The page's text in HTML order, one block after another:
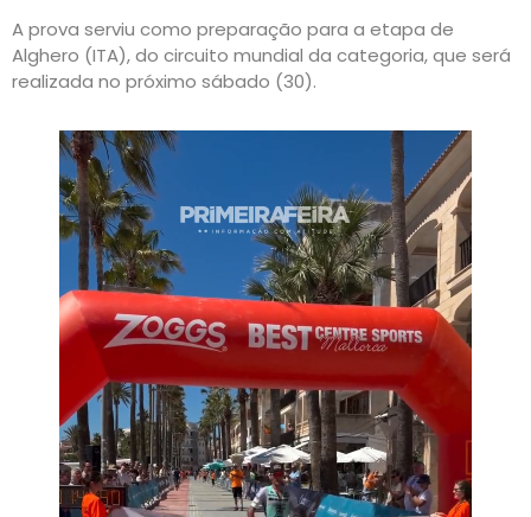
A prova serviu como preparação para a etapa de
Alghero (ITA), do circuito mundial da categoria, que será
realizada no próximo sábado (30).